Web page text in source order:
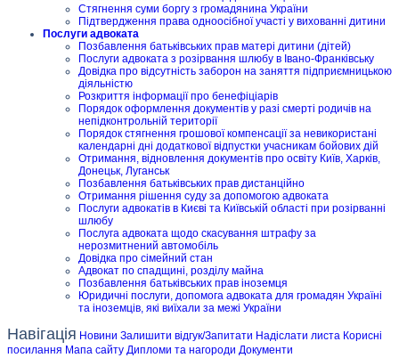
Стягнення суми боргу з громадянина України
Підтвердження права одноосібної участі у вихованні дитини
Послуги адвоката
Позбавлення батьківських прав матері дитини (дітей)
Послуги адвоката з розірвання шлюбу в Івано-Франківську
Довідка про відсутність заборон на заняття підприємницькою
діяльністю
Розкриття інформації про бенефіціарів
Порядок оформлення документів у разі смерті родичів на
непідконтрольній території
Порядок стягнення грошової компенсації за невикористані
календарні дні додаткової відпустки учасникам бойових дій
Отримання, відновлення документів про освіту Київ, Харків,
Донецьк, Луганськ
Позбавлення батьківських прав дистанційно
Отримання рішення суду за допомогою адвоката
Послуги адвокатів в Києві та Київській області при розірванні
шлюбу
Послуга адвоката щодо скасування штрафу за
нерозмитнений автомобіль
Довідка про сімейний стан
Адвокат по спадщині, розділу майна
Позбавлення батьківських прав іноземця
Юридичні послуги, допомога адвоката для громадян Україні
та іноземців, які виїхали за межі України
Навігація Новини Залишити відгук/Запитати Надіслати листа Корисні
посилання Мапа сайту Дипломи та нагороди Документи